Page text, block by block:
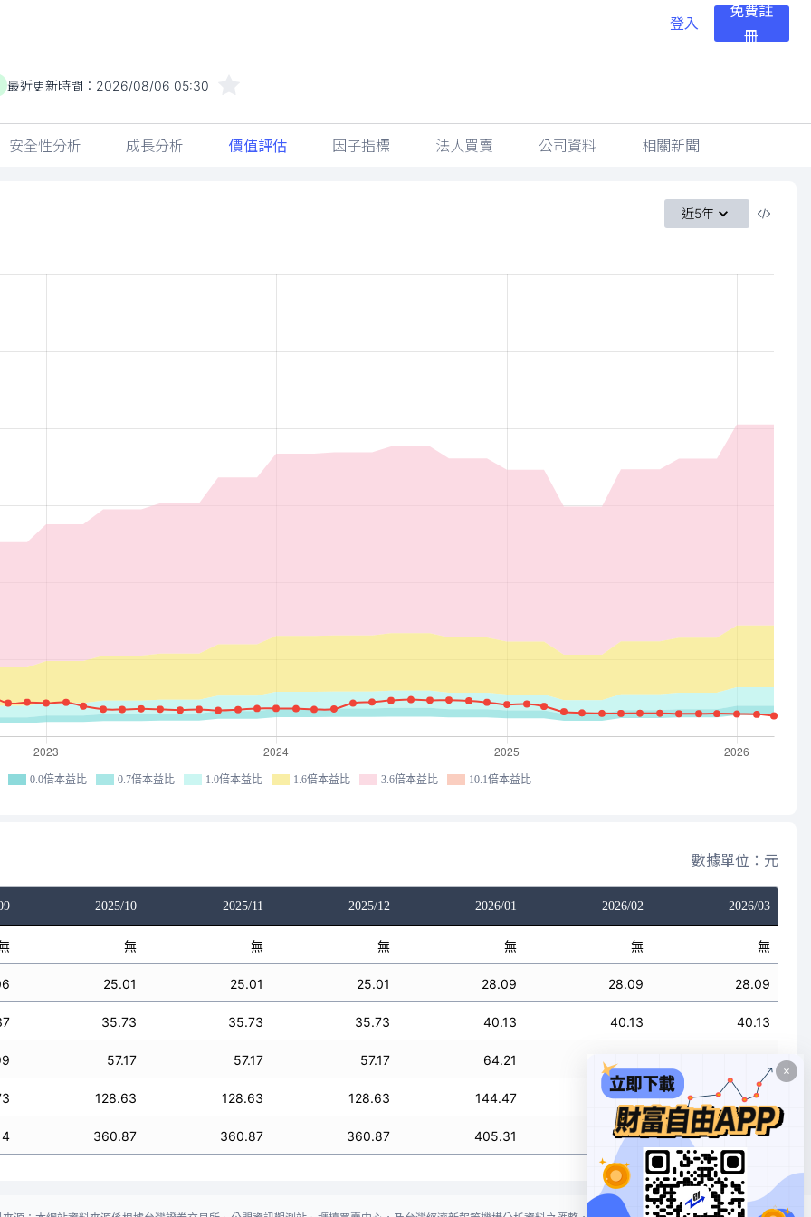
登入
免費註
冊
最近更新時間： 2026/08/06 05:30
安全性分析 成長分析 價值評估 因子指標 法人買賣 公司資料 相關新聞
近5年
0.0倍本益比 0.7倍本益比 1.0倍本益比 1.6倍本益比 3.6倍本益比 10.1倍本益比
數據單位：元
2025/10 2025/11 2025/12 2026/01 2026/02 2026/03
無 無 無 無 無 無
25.01 25.01 25.01 28.09 28.09 28.09
35.73 35.73 35.73 40.13 40.13 40.13
57.17 57.17 57.17 64.21 64.21
128.63 128.63 128.63 144.47 144.47 144.47
360.87 360.87 360.87 405.31 405.31 405.31